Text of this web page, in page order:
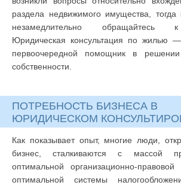
раздела недвижимого имущества, тогда
незамедлительно обращайтесь
Юридическая консультация по жилью
первоочередной помощник в
собственности.
ПОТРЕБНОСТЬ БИЗНЕСА В
ЮРИДИЧЕСКОМ
Как показывает опыт, многие люди,
бизнес, сталкиваются с массой
оптимальной организационно-
оптимальной системы